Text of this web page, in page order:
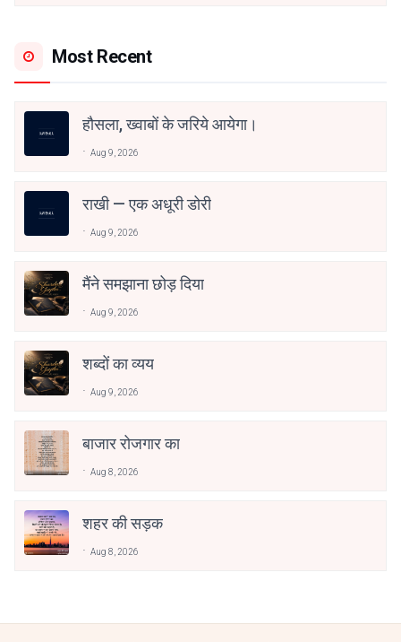
Most Recent
हौसला, ख्वाबों के जरिये आयेगा।
Aug 9, 2026
राखी — एक अधूरी डोरी
Aug 9, 2026
मैंने समझाना छोड़ दिया
Aug 9, 2026
शब्दों का व्यय
Aug 9, 2026
बाजार रोजगार का
Aug 8, 2026
शहर की सड़क
Aug 8, 2026